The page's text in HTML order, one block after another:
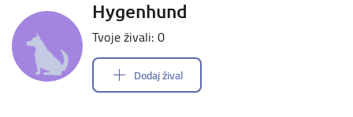
Hygenhund
Tvoje živali: 0
Dodaj žival